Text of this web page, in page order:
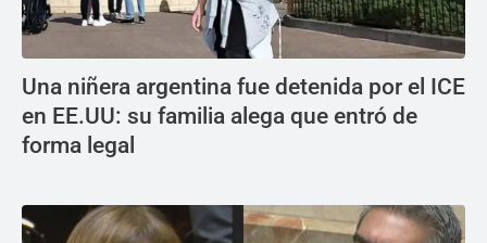
Una niñera argentina fue detenida por el ICE
en EE.UU: su familia alega que entró de
forma legal